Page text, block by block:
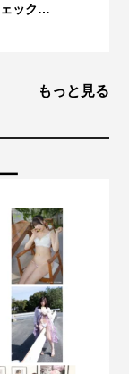
ック…
もっと見る